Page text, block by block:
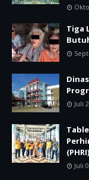
Tiga
Juli
(PHRI)
Juli